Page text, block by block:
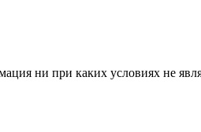
ни при каких условиях не